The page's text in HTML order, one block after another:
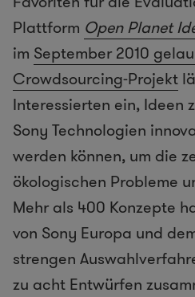
Plattform Open Planet
im September 2010
Crowdsourcing-Projekt
Interessierten ein, Ideen
Sony Technologien
werden können, um die
ökologischen Probleme
Mehr als 400 Konzepte
von Sony Europa und
strengen
zu acht Entwürfen